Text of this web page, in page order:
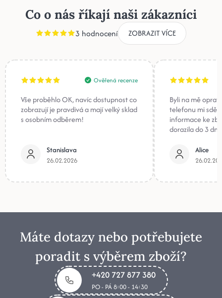
Co o nás říkají naši zákazníci
3 hodnocení ZOBRAZIT VÍCE
Ověřená recenze
Vše proběhlo OK, navíc dostupnost co
zobrazují je pravdivá a mají velký sklad
s osobním odběrem!
Stanislava
26.02.2026
Byli na mě
telefonu mi
informace ke
dorazila do 3
Alice
Máte dotazy nebo potřebujete
poradit s výběrem zboží?
+420 727 877 380
PO - PÁ 8:00 - 14:30